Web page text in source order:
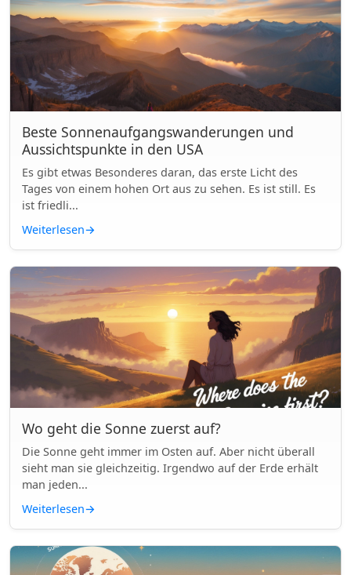
Beste Sonnenaufgangswanderungen und
Aussichtspunkte in den USA
Es gibt etwas Besonderes daran, das erste Licht des
Tages von einem hohen Ort aus zu sehen. Es ist still. Es
ist friedli...
Weiterlesen→
Wo geht die Sonne zuerst auf?
Die Sonne geht immer im Osten auf. Aber nicht überall
sieht man sie gleichzeitig. Irgendwo auf der Erde erhält
man jeden...
Weiterlesen→